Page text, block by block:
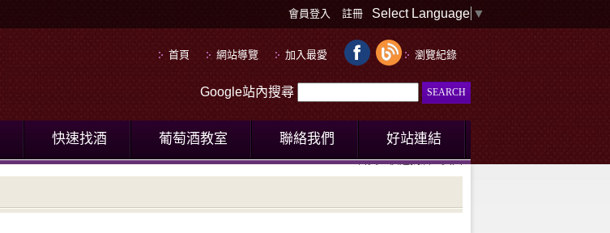
Select Language ▼
會員登入 註冊
首頁 網站導覽 加入最愛 瀏覽紀錄
Google站內搜尋
快速找酒 葡萄酒教室 聯絡我們 好站連結
首頁 快速找酒 美國